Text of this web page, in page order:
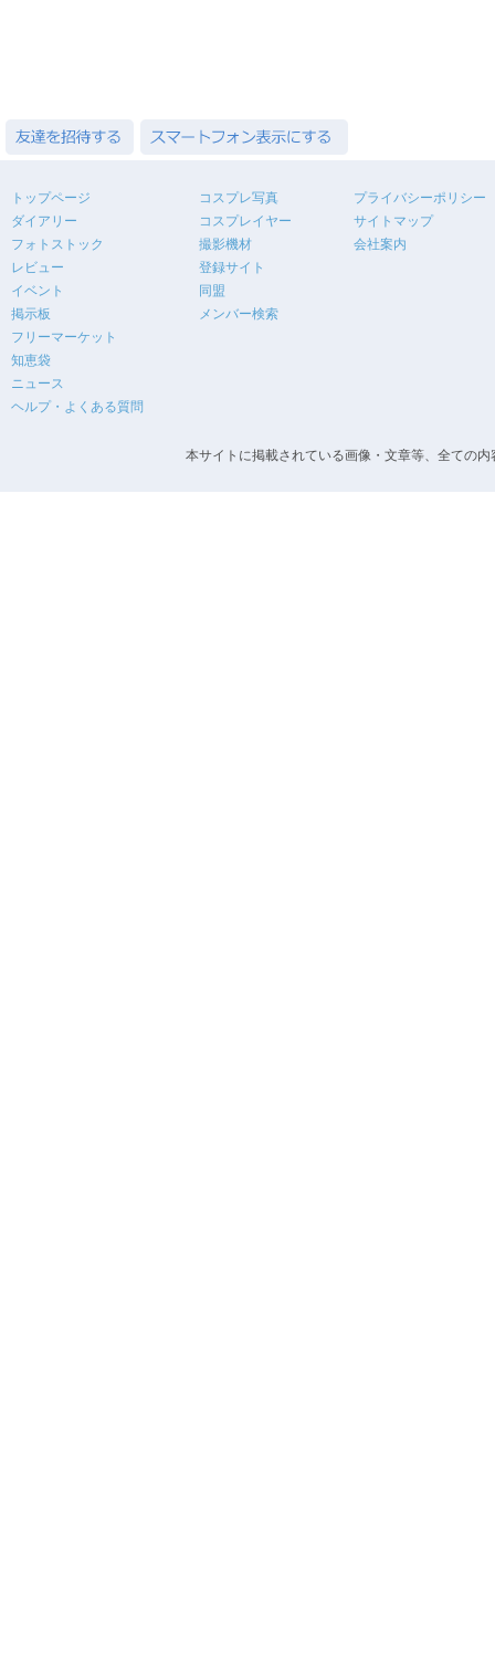
トップページ
ダイアリー
フォトストック
レビュー
イベント
掲示板
フリーマーケット
知恵袋
ニュース
ヘルプ・よくある質問
コスプレ写真
コスプレイヤー
撮影機材
登録サイト
同盟
メンバー検索
プライバシーポリシー
サイトマップ
会社案内
本サイトに掲載されている画像・文章等、全ての